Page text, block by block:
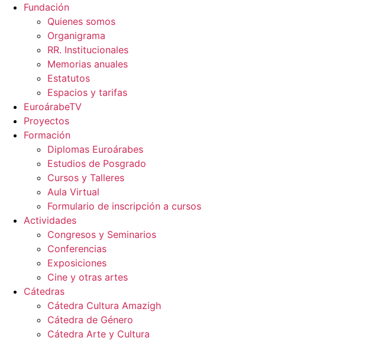
Fundación
Quienes somos
Organigrama
RR. Institucionales
Memorias anuales
Estatutos
Espacios y tarifas
EuroárabeTV
Proyectos
Formación
Diplomas Euroárabes
Estudios de Posgrado
Cursos y Talleres
Aula Virtual
Formulario de inscripción a cursos
Actividades
Congresos y Seminarios
Conferencias
Exposiciones
Cine y otras artes
Cátedras
Cátedra Cultura Amazigh
Cátedra de Género
Cátedra Arte y Cultura